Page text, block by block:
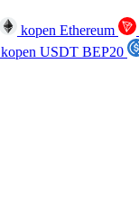
kopen Ethereum
kopen USDT BEP20